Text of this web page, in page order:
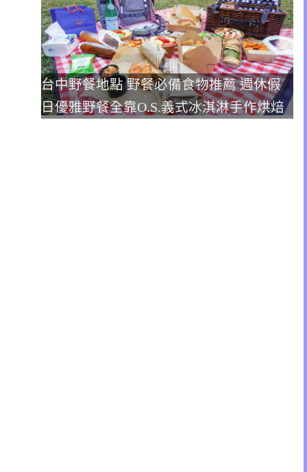
台中野餐地點 野餐必備食物推薦 週休假
日優雅野餐全靠O.S.義式冰淇淋手作烘焙